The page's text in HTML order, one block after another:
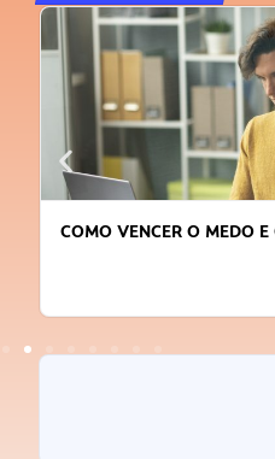
COMO VENCER O MEDO E